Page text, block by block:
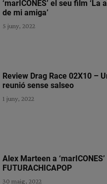
‘marICONES’ el seu film ‘La
de mi amiga’
5 juny, 2022
Review Drag Race 02X10 –
reunió sense salseo
1 juny, 2022
Alex Marteen a
FUTURACHICAPOP
30 maig, 2022